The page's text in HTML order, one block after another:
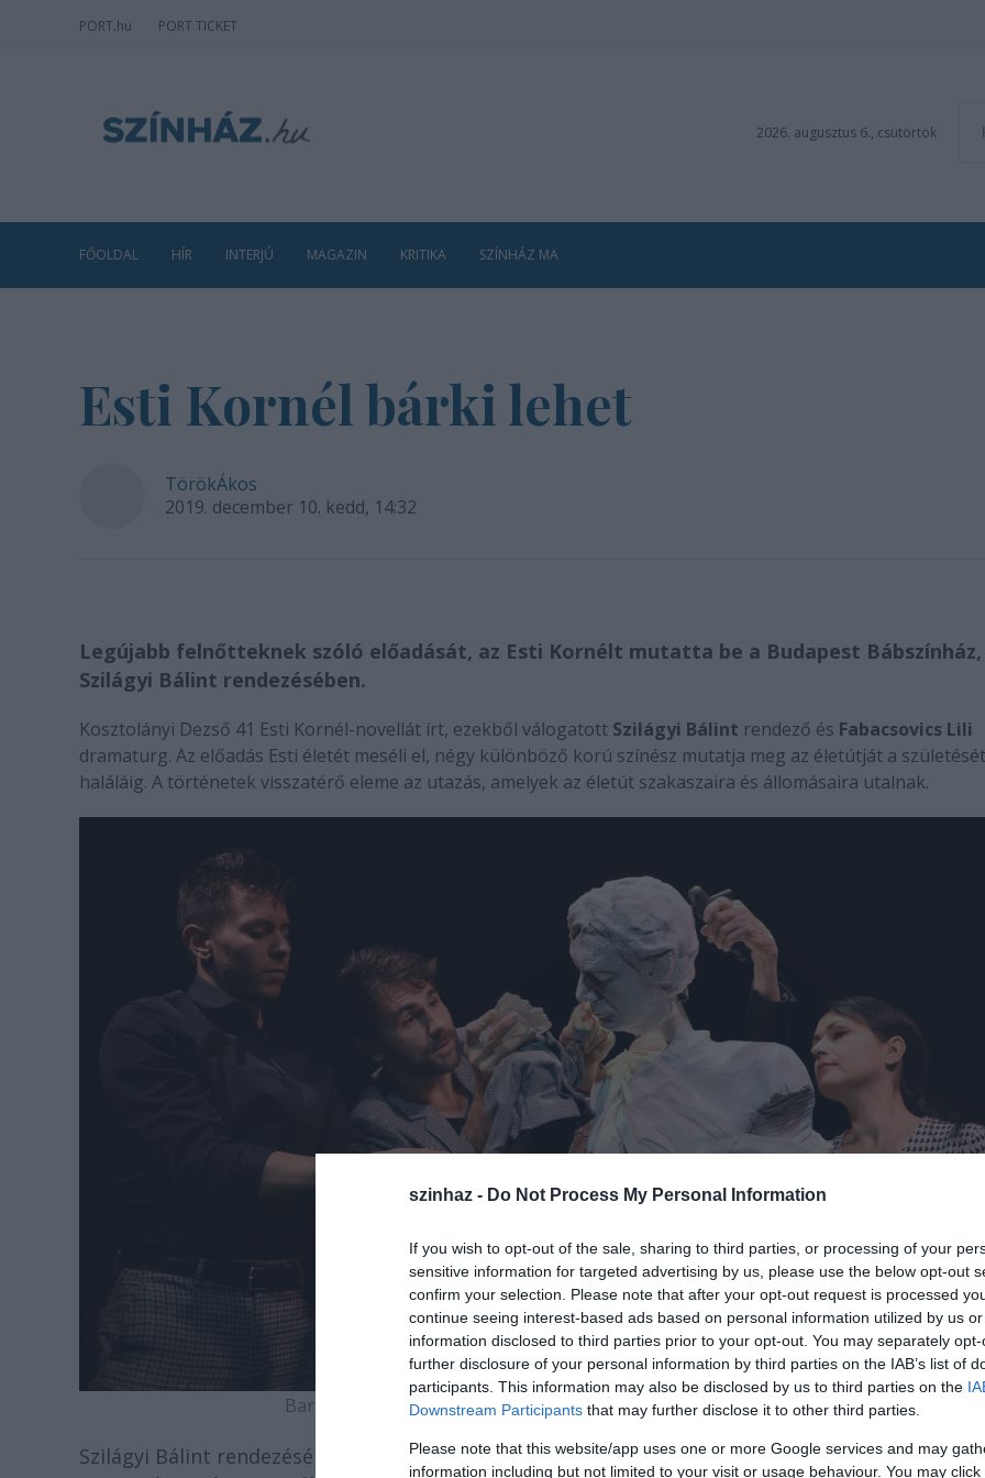
szinhaz - Do Not Process My Personal Information
If you wish to opt-out of the sale, sharing to third parties, or processing of your
sensitive information for targeted advertising by us, please use the below opt-out
confirm your selection. Please note that after your opt-out request is processed
continue seeing interest-based ads based on personal information utilized by us
information disclosed to third parties prior to your opt-out. You may separately
further disclosure of your personal information by third parties on the IAB’s list of
participants. This information may also be disclosed by us to third parties on the
Downstream Participants that may further disclose it to other third parties.
Please note that this website/app uses one or more Google services and may
information including but not limited to your visit or usage behaviour. You may
PORT.hu PORT TICKET
2026. augusztus 6., csütörtök
FŐOLDAL HÍR INTERJÚ MAGAZIN KRITIKA SZÍNHÁZ MA
Esti Kornél bárki lehet
TörökÁkos
2019. december 10. kedd, 14:32
Legújabb felnőtteknek szóló előadását, az Esti Kornélt mutatta be a Budapest Bábszínház,
Szilágyi Bálint rendezésében.
Kosztolányi Dezső 41 Esti Kornél-novellát írt, ezekből válogatott Szilágyi Bálint rendező és Fabacsovics Lili
dramaturg. Az előadás Esti életét meséli el, négy különböző korú színész mutatja meg az életútját a
haláláig. A történetek visszatérő eleme az utazás, amelyek az életút szakaszaira és állomásaira utalnak.
Barna Zsombor, Márkus Sándor és Pallai Mara (fotók: Éder Vera)
Szilágyi Bálint rendezésében mindegyik jelenet egy-egy találkozást jelenít meg. Mint mondta: